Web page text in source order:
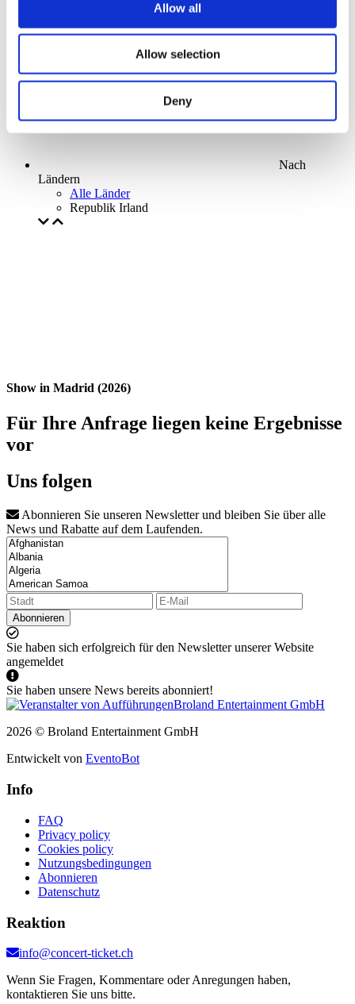
Allow all
Allow selection
Deny
Ohne Subgenre
Anwenden
Nach
Ländern
Alle Länder
Republik Irland
Show in Madrid (2026)
Für Ihre Anfrage liegen keine Ergebnisse
vor
Uns folgen
Abonnieren Sie unseren Newsletter und bleiben Sie über alle
News und Rabatte auf dem Laufenden.
Abonnieren
Sie haben sich erfolgreich für den Newsletter unserer Website
angemeldet
Sie haben unsere News bereits abonniert!
2026 © Broland Entertainment GmbH
Entwickelt von EventoBot
Info
FAQ
Privacy policy
Cookies policy
Nutzungsbedingungen
Abonnieren
Datenschutz
Reaktion
info@concert-ticket.ch
Wenn Sie Fragen, Kommentare oder Anregungen haben,
kontaktieren Sie uns bitte.